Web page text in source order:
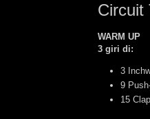
Circuit
WARM UP
3 giri di:
3
9
15